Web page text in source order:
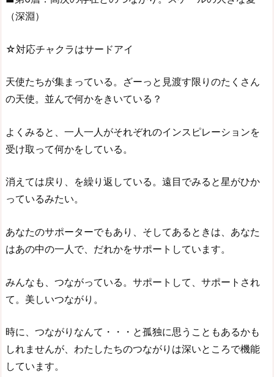
（深淵）
☆対応チャクラはサードアイ
天使たちが集まっている。ざーっと見渡す限りのたくさん
の天使。並んで何かをきいている？
よくみると、一人一人がそれぞれのインスピレーションを
受け取って何かをしている。
消えては戻り、を繰り返している。遠目でみると星がひか
っているみたい。
あなたのサポーターでもあり、そしてあるときは、あなた
はあの中の一人で、だれかをサポートしています。
みんなも、つながっている。サポートして、サポートされ
て。美しいつながり。
時に、つながりなんて・・・と孤独に思うこともあるかも
しれませんが、わたしたちのつながりは深いところで機能
しています。